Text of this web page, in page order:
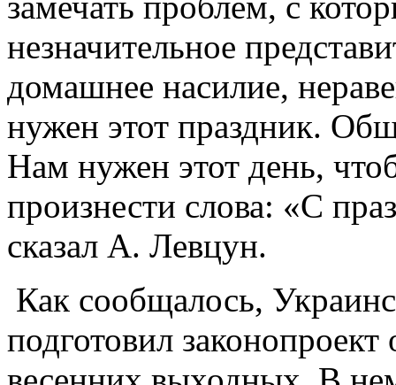
незначительное
домашнее насилие,
нужен этот праздник.
Нам нужен этот день,
произнести слова: «С
сказал А. Левцун.
Как сообщалось,
подготовил